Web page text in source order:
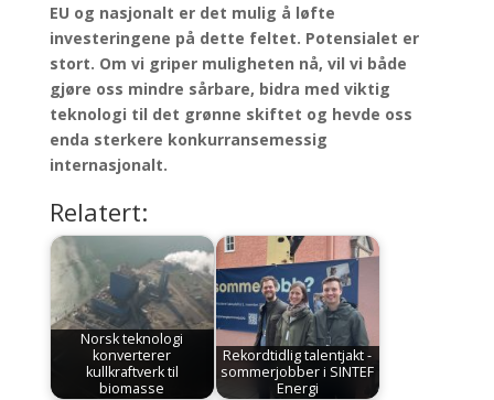
EU og nasjonalt er det mulig å løfte
investeringene på dette feltet. Potensialet er
stort. Om vi griper muligheten nå, vil vi både
gjøre oss mindre sårbare, bidra med viktig
teknologi til det grønne skiftet og hevde oss
enda sterkere konkurransemessig
internasjonalt.
Relatert:
Norsk teknologi
konverterer
kullkraftverk til
biomasse
Rekordtidlig talentjakt -
sommerjobber i SINTEF
Energi